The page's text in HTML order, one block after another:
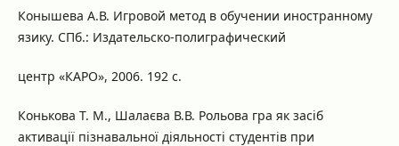
Конышева А.В. Игровой метод в обучении иностранному
язику. СПб.: Издательско-полиграфический
центр «КАРО», 2006. 192 с.
Конькова Т. М., Шалаєва В.В. Рольова гра як засіб
активації пізнавальної діяльності студентів при